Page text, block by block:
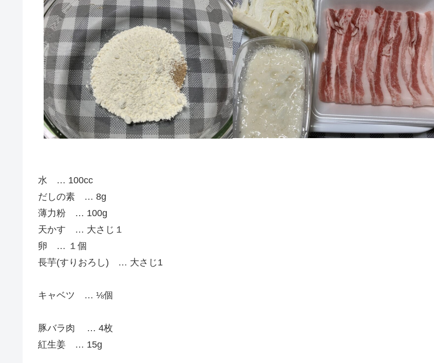
水 … 100cc
だしの素 … 8g
薄力粉 … 100g
天かす … 大さじ１
卵 … １個
長芋(すりおろし) … 大さじ1
キャベツ … ⅛個
豚バラ肉 … 4枚
紅生姜 … 15g